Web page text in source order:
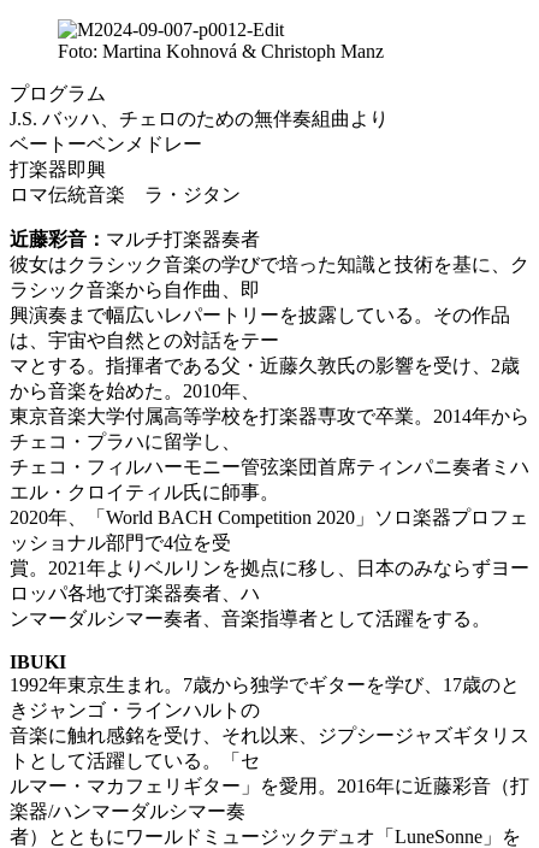
Foto: Martina Kohnová & Christoph Manz
プログラム
J.S. バッハ、チェロのための無伴奏組曲より
ベートーベンメドレー
打楽器即興
ロマ伝統音楽 ラ・ジタン
近藤彩音： マルチ打楽器奏者
彼女はクラシック音楽の学びで培った知識と技術を基に、ク
ラシック音楽から自作曲、即
興演奏まで幅広いレパートリーを披露している。その作品
は、宇宙や自然との対話をテー
マとする。指揮者である父・近藤久敦氏の影響を受け、2歳
から音楽を始めた。2010年、
東京音楽大学付属高等学校を打楽器専攻で卒業。2014年から
チェコ・プラハに留学し、
チェコ・フィルハーモニー管弦楽団首席ティンパニ奏者ミハ
エル・クロイティル氏に師事。
2020年、「World BACH Competition 2020」ソロ楽器プロフェ
ッショナル部門で4位を受
賞。2021年よりベルリンを拠点に移し、日本のみならずヨー
ロッパ各地で打楽器奏者、ハ
ンマーダルシマー奏者、音楽指導者として活躍をする。
IBUKI
1992年東京生まれ。7歳から独学でギターを学び、17歳のと
きジャンゴ・ラインハルトの
音楽に触れ感銘を受け、それ以来、ジプシージャズギタリス
トとして活躍している。「セ
ルマー・マカフェリギター」を愛用。2016年に近藤彩音（打
楽器/ハンマーダルシマー奏
者）とともにワールドミュージックデュオ「LuneSonne」を